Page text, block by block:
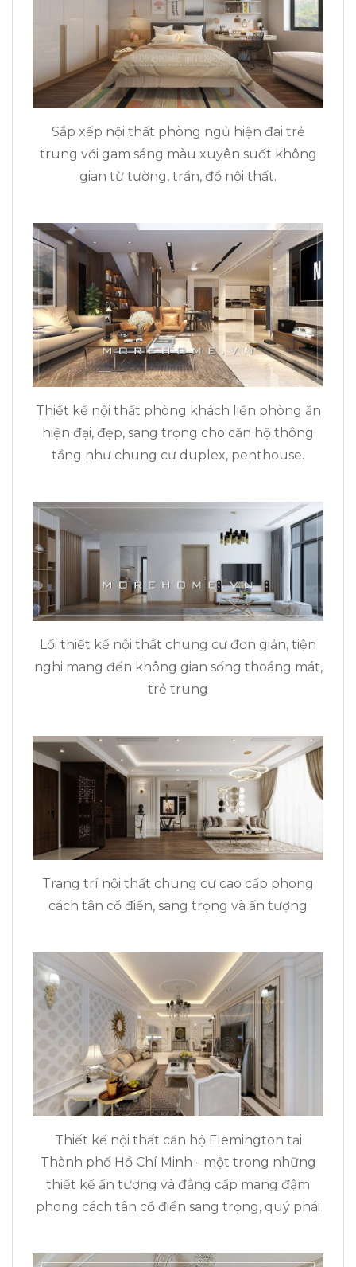
Sắp xếp nội thất phòng ngủ hiện đai trẻ
trung với gam sáng màu xuyên suốt không
gian từ tường, trần, đồ nội thất.
Thiết kế nội thất phòng khách liền phòng ăn
hiện đại, đẹp, sang trọng cho căn hộ thông
tầng như chung cư duplex, penthouse.
Lối thiết kế nội thất chung cư đơn giản, tiện
nghi mang đến không gian sống thoáng mát,
trẻ trung
Trang trí nội thất chung cư cao cấp phong
cách tân cổ điển, sang trọng và ấn tượng
Thiết kế nội thất căn hộ Flemington tại
Thành phố Hồ Chí Minh - một trong những
thiết kế ấn tượng và đẳng cấp mang đậm
phong cách tân cổ điển sang trọng, quý phái